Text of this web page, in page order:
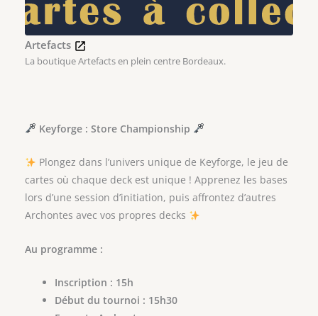
Artefacts
La boutique Artefacts en plein centre Bordeaux.
Keyforge : Store Championship
Plongez dans l’univers unique de Keyforge, le jeu de
cartes où chaque deck est unique ! Apprenez les bases
lors d’une session d’initiation, puis affrontez d’autres
Archontes avec vos propres decks
Au programme :
Inscription : 15h
Début du tournoi : 15h30